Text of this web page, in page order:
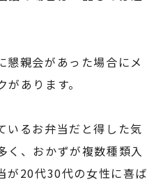
懇親会があった場合にメ
あります。
いるお弁当だと得した気
く、おかずが複数種類入
が20代30代の女性に喜ば